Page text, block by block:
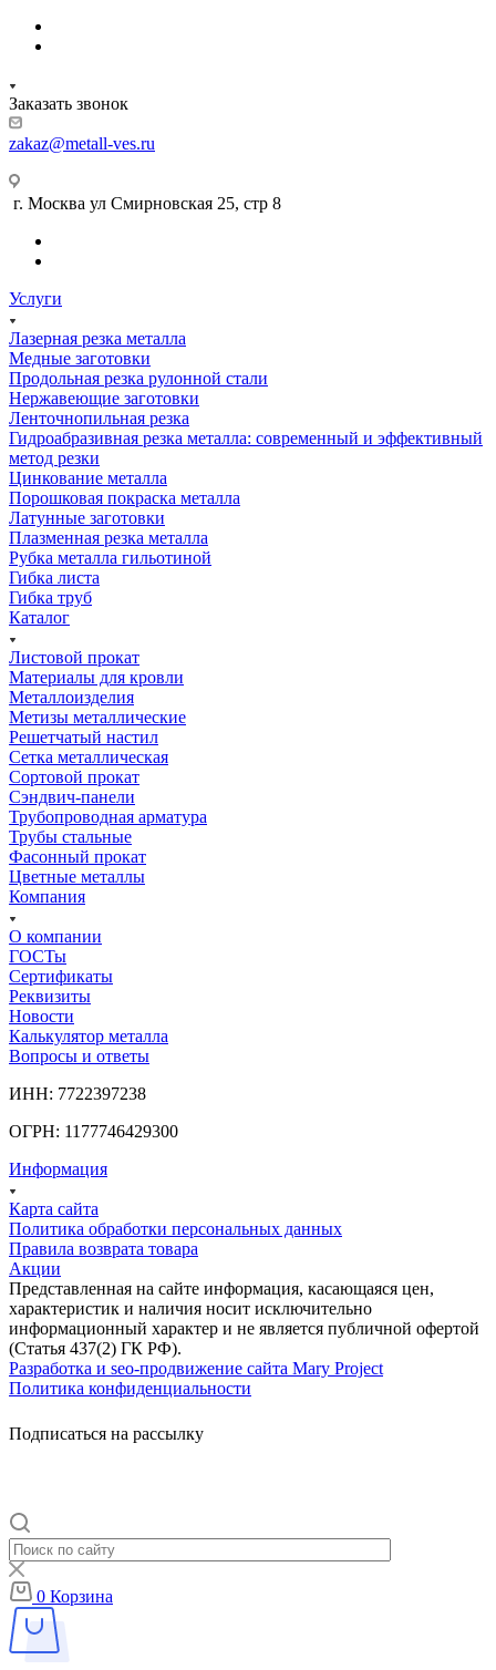
Заказать звонок
zakaz@metall-ves.ru
г. Москва ул Смирновская 25, стр 8
Услуги
Лазерная резка металла
Медные заготовки
Продольная резка рулонной стали
Нержавеющие заготовки
Ленточнопильная резка
Гидроабразивная резка металла: современный и эффективный
метод резки
Цинкование металла
Порошковая покраска металла
Латунные заготовки
Плазменная резка металла
Рубка металла гильотиной
Гибка листа
Гибка труб
Каталог
Листовой прокат
Материалы для кровли
Металлоизделия
Метизы металлические
Решетчатый настил
Сетка металлическая
Сортовой прокат
Сэндвич-панели
Трубопроводная арматура
Трубы стальные
Фасонный прокат
Цветные металлы
Компания
О компании
ГОСТы
Сертификаты
Реквизиты
Новости
Калькулятор металла
Вопросы и ответы
ИНН: 7722397238
ОГРН: 1177746429300
Информация
Карта сайта
Политика обработки персональных данных
Правила возврата товара
Акции
Представленная на сайте информация, касающаяся цен,
характеристик и наличия носит исключительно
информационный характер и не является публичной офертой
(Статья 437(2) ГК РФ).
Разработка и seo-продвижение сайта Mary Project
Политика конфиденциальности
Подписаться на рассылку
0 Корзина